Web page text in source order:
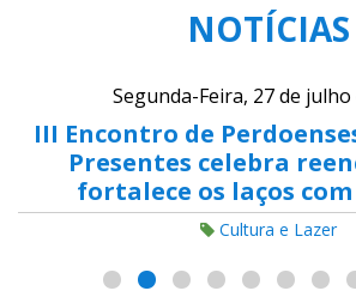
NOTÍCIAS
Segunda-Feira, 27 de julho
III Encontro de
Presentes celebra
fortalece os laços
Cultura e Lazer